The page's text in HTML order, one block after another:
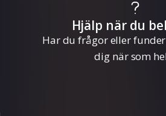
Hjälp när du
Har du frågor eller
dig när som